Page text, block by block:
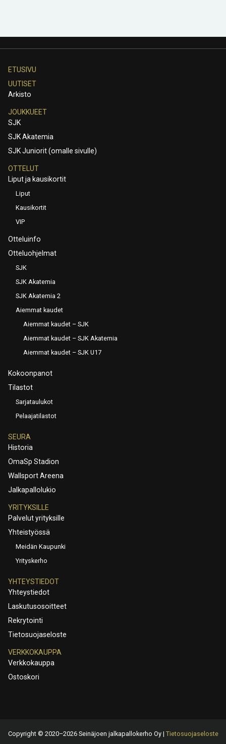
ETUSIVU
UUTISET
Arkisto
JOUKKUEET
SJK
SJK Akatemia
SJK Juniorit (omalle sivulle)
OTTELUT
Liput ja kausikortit
Liput
Kausikortit
VIP
Otteluinfo
Otteluohjelmat
SJK
SJK Akatemia
SJK Akatemia 2
Aiemmat kaudet
Aiemmat kaudet – SJK
Aiemmat kaudet – SJK Akatemia
Aiemmat kaudet – SJK U17
Kokoonpanot
Tilastot
Sarjataulukot
Pelaajatilastot
SEURA
Historia
OmaSp Stadion
Wallsport Areena
Jalkapallolukio
YRITYKSILLE
Palvelut yrityksille
Yhteistyössä
Meidän Kaupunki
Yrityskerho
YHTEYSTIEDOT
Yhteystiedot
Laskutusosoitteet
Rekrytointi
Tietosuojaseloste
VERKKOKAUPPA
Verkkokauppa
Ostoskori
Copyright © 2020–2026 Seinäjoen jalkapallokerho Oy | Tietosuojaseloste